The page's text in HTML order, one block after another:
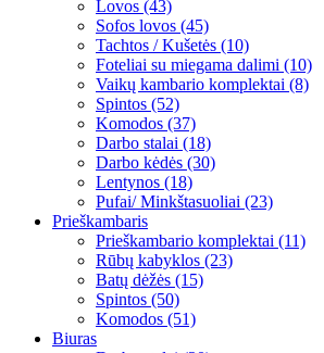
Lovos (43)
Sofos lovos (45)
Tachtos / Kušetės (10)
Foteliai su miegama dalimi (10)
Vaikų kambario komplektai (8)
Spintos (52)
Komodos (37)
Darbo stalai (18)
Darbo kėdės (30)
Lentynos (18)
Pufai/ Minkštasuoliai (23)
Prieškambaris
Prieškambario komplektai (11)
Rūbų kabyklos (23)
Batų dėžės (15)
Spintos (50)
Komodos (51)
Biuras